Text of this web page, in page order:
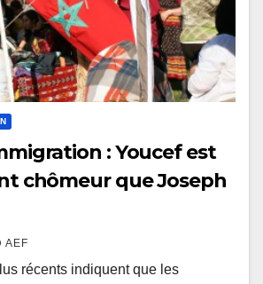
: Youcef est
chômeur que Joseph
AEF
récents indiquent que les